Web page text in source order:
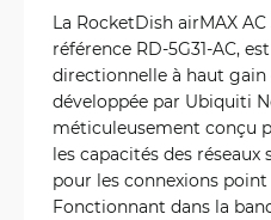
La RocketDish airMAX
référence RD-5G31-AC,
directionnelle à haut
développée par Ubiquiti
méticuleusement conçu
les capacités des
pour les connexions
Fonctionnant dans la